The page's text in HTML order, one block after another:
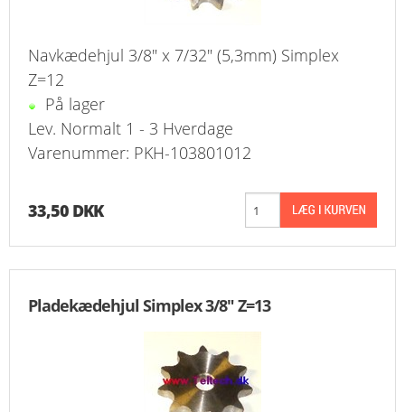
Navkædehjul 3/8" x 7/32" (5,3mm) Simplex
Z=12
På lager
Lev. Normalt 1 - 3 Hverdage
Varenummer: PKH-103801012
33,50 DKK
Pladekædehjul Simplex 3/8" Z=13